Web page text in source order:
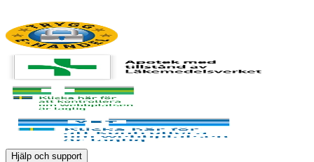
Hjälp och support